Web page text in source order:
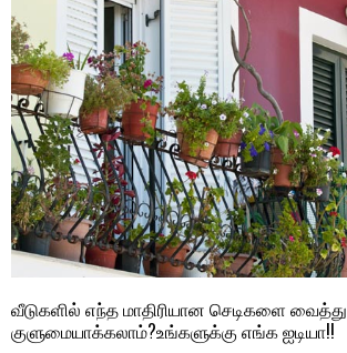
வீடுகளில் எந்த மாதிரியான செடிகளை வைத்து
குளுமையாக்கலாம்?உங்களுக்கு எங்க ஐடியா!!